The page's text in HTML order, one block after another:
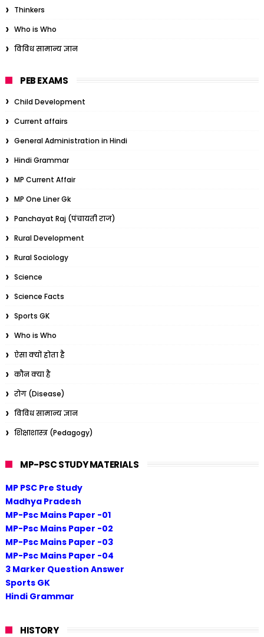
Thinkers
Who is Who
विविध सामान्य ज्ञान
PEB EXAMS
Child Development
Current affairs
General Administration in Hindi
Hindi Grammar
MP Current Affair
MP One Liner Gk
Panchayat Raj (पंचायती राज)
Rural Development
Rural Sociology
Science
Science Facts
Sports GK
Who is Who
ऐसा क्यों होता है
कौन क्या है
रोग (Disease)
विविध सामान्य ज्ञान
शिक्षाशास्त्र (Pedagogy)
MP-PSC STUDY MATERIALS
MP PSC Pre Study
Madhya Pradesh
MP-Psc Mains Paper -01
MP-Psc Mains Paper -02
MP-Psc Mains Paper -03
MP-Psc Mains Paper -04
3 Marker Question Answer
Sports GK
Hindi Grammar
HISTORY